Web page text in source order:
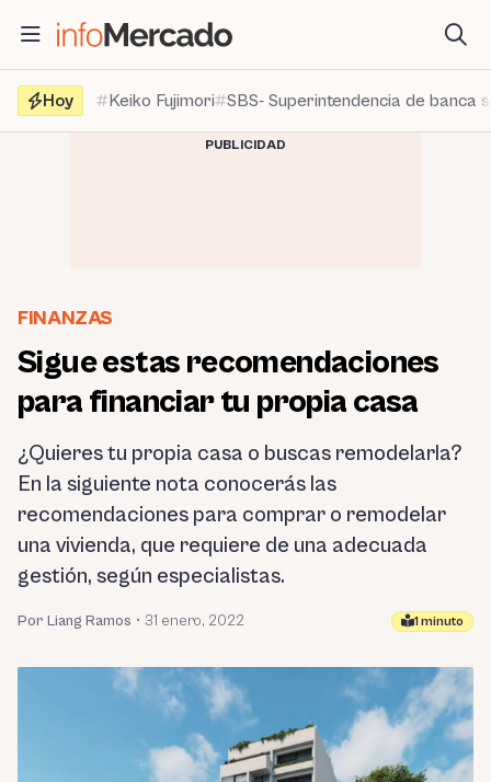
contenido
Hoy
Keiko Fujimori SBS- Superintendencia de banca
PUBLICIDAD
FINANZAS
Sigue estas recomendaciones
para financiar tu propia casa
¿Quieres tu propia casa o buscas remodelarla?
En la siguiente nota conocerás las
recomendaciones para comprar o remodelar
una vivienda, que requiere de una adecuada
gestión, según especialistas.
Por Liang Ramos • 31 enero, 2022 1 minuto